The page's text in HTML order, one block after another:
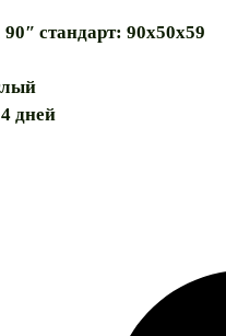
стандарт: 90х50х59
дней